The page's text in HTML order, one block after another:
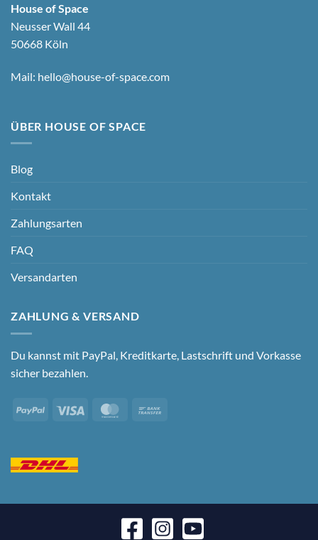
House of Space
Neusser Wall 44
50668 Köln
Mail: hello@house-of-space.com
ÜBER HOUSE OF SPACE
Blog
Kontakt
Zahlungsarten
FAQ
Versandarten
ZAHLUNG & VERSAND
Du kannst mit PayPal, Kreditkarte, Lastschrift und Vorkasse
sicher bezahlen.
PayPal Visa MasterCard